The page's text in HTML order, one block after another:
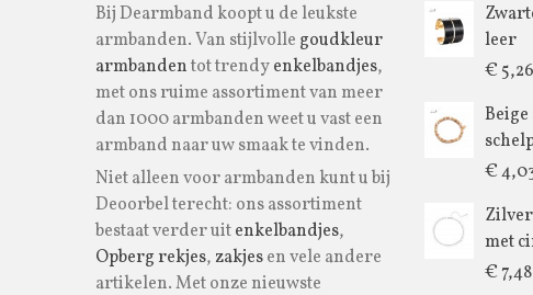
Bij Dearmband koopt u de leukste
armbanden. Van stijlvolle goudkleur
armbandentot trendyenkelbandjes,
met ons ruime assortiment van meer
dan 1000 armbanden weet u vast een
armband naar uw smaak te vinden.
Niet alleen voor armbanden kunt u bij
Deoorbel terecht: ons assortiment
bestaat verder uitenkelbandjes,
Opberg rekjes,zakjesen vele andere
artikelen. Met onze nieuwste
leer
€ 5,26
€
met
€ 7,48